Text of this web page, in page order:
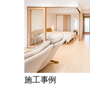
施工事例